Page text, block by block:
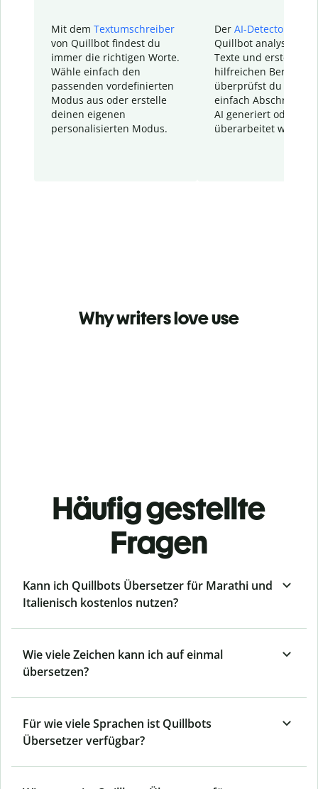
Mit dem Textumschreiber
von Quillbot findest du
immer die richtigen Worte.
Wähle einfach den
passenden vordefinierten
Modus aus oder erstelle
deinen eigenen
personalisierten Modus.
Der AI-Detector
Quillbot analysiert
Texte und erstellt
hilfreichen Bericht.
überprüfst du
einfach Abschnitte,
AI generiert oder
überarbeitet wurden.
Why writers love use
Häufig gestellte
Fragen
Kann ich Quillbots Übersetzer für Marathi und
Italienisch kostenlos nutzen?
Wie viele Zeichen kann ich auf einmal
übersetzen?
Für wie viele Sprachen ist Quillbots
Übersetzer verfügbar?